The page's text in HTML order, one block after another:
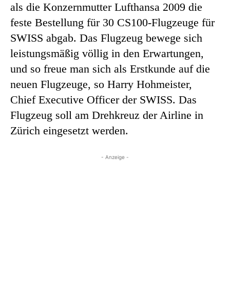
als die Konzernmutter Lufthansa 2009 die
feste Bestellung für 30 CS100-Flugzeuge für
SWISS abgab. Das Flugzeug bewege sich
leistungsmäßig völlig in den Erwartungen,
und so freue man sich als Erstkunde auf die
neuen Flugzeuge, so Harry Hohmeister,
Chief Executive Officer der SWISS. Das
Flugzeug soll am Drehkreuz der Airline in
Zürich eingesetzt werden.
- Anzeige -